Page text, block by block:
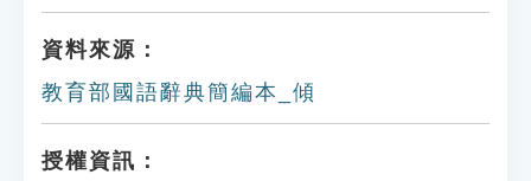
資料來源：
教育部國語辭典簡編本_傾
授權資訊：